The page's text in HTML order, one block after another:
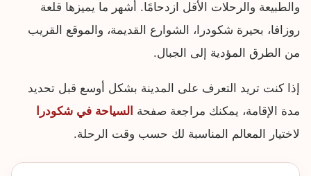
والطبيعة والرحلات الأقل ازدحامًا. أشهر ما يميزها قلعة
روزافا، بحيرة شكودرا، الشوارع القديمة، والموقع القريب
من الطرق المؤدية إلى الجبال.
إذا كنت تريد التعرف على المدينة بشكل أوسع قبل تحديد
مدة الإقامة، يمكنك مراجعة صفحة السياحة في شكودرا
لاختيار المعالم المناسبة لك حسب وقت الرحلة.